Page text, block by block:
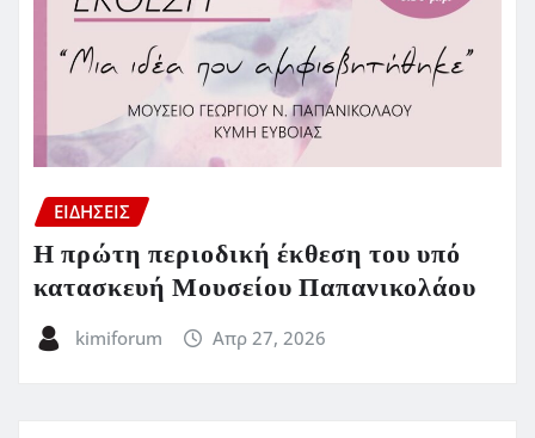
ΕΙΔΗΣΕΙΣ
Η πρώτη περιοδική έκθεση του υπό
κατασκευή Μουσείου Παπανικολάου
kimiforum Απρ 27, 2026